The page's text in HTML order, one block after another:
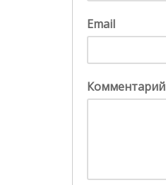
Email
Комментарий